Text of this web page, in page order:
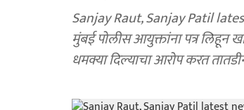
Sanjay Raut, Sanjay Patil
मुंबई पोलीस आयुक्तांना पत्र लिहून
धमक्या दिल्याचा आरोप करत